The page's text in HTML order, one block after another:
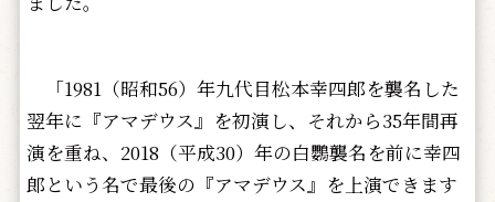
「1981（昭和56）年九代目松本幸四郎を襲名した
翌年に『アマデウス』を初演し、それから35年間再
演を重ね、2018（平成30）年の白鸚襲名を前に幸四
郎という名で最後の『アマデウス』を上演できます